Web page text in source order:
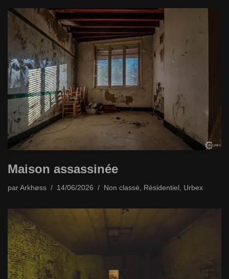
Maison assassinée
par Arkhøss 14/06/2026 Non classé, Résidentiel , Urbex